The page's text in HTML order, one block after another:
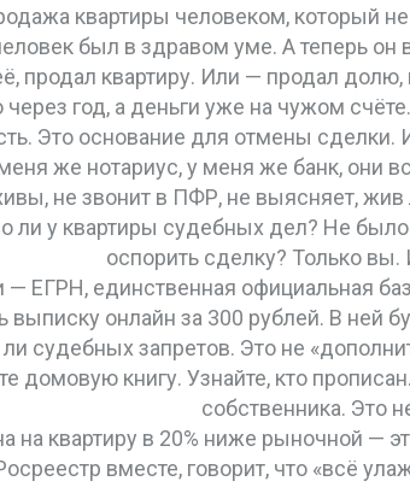
квартиры человеком, который
был в здравом уме. А теперь
продал квартиру. Или — продал
через год, а деньги уже на чужом
Это основание для отмены сделки.
же нотариус, у меня же банк, они
не звонит в ПФР, не выясняет,
ли у квартиры судебных дел? Не
оспорить сделку? Только вы.
— ЕГРН, единственная официальная
выписку онлайн за 300 рублей. В ней
судебных запретов. Это не
домовую книгу. Узнайте, кто
собственника. Это
на квартиру в 20% ниже рыночной —
вместе, говорит, что «всё